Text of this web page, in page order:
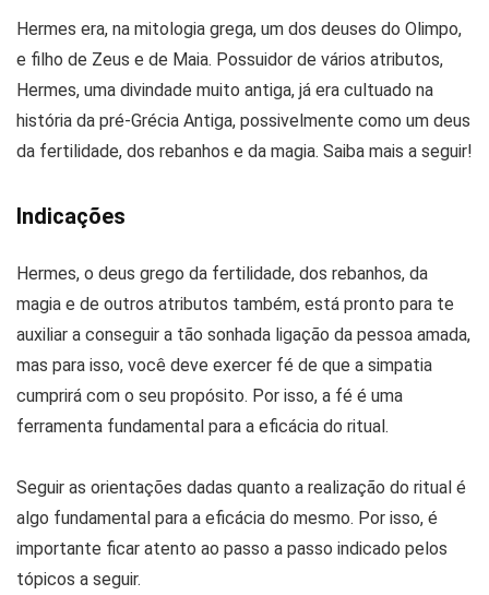
Hermes era, na mitologia grega, um dos deuses do Olimpo,
e filho de Zeus e de Maia. Possuidor de vários atributos,
Hermes, uma divindade muito antiga, já era cultuado na
história da pré-Grécia Antiga, possivelmente como um deus
da fertilidade, dos rebanhos e da magia. Saiba mais a seguir!
Indicações
Hermes, o deus grego da fertilidade, dos rebanhos, da
magia e de outros atributos também, está pronto para te
auxiliar a conseguir a tão sonhada ligação da pessoa amada,
mas para isso, você deve exercer fé de que a simpatia
cumprirá com o seu propósito. Por isso, a fé é uma
ferramenta fundamental para a eficácia do ritual.
Seguir as orientações dadas quanto a realização do ritual é
algo fundamental para a eficácia do mesmo. Por isso, é
importante ficar atento ao passo a passo indicado pelos
tópicos a seguir.